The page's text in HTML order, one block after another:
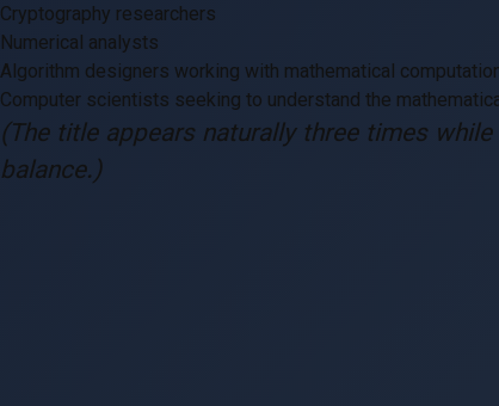
Cryptography researchers
Numerical analysts
Algorithm designers working with mathematical
Computer scientists seeking to understand the
(The title appears naturally three times
balance.)